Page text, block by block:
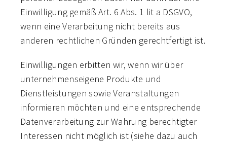
Einwilligung gemäß Art. 6 Abs. 1 lit a DSGVO,
wenn eine Verarbeitung nicht bereits aus
anderen rechtlichen Gründen gerechtfertigt ist.
Einwilligungen erbitten wir, wenn wir über
unternehmenseigene Produkte und
Dienstleistungen sowie Veranstaltungen
informieren möchten und eine entsprechende
Datenverarbeitung zur Wahrung berechtigter
Interessen nicht möglich ist (siehe dazu auch